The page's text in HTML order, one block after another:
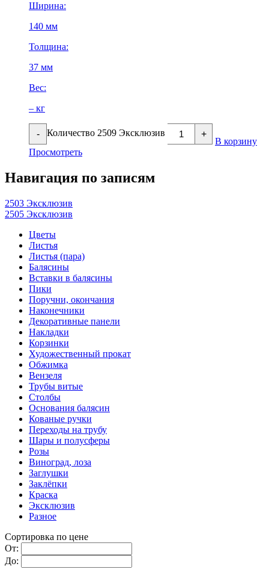
Ширина:
140 мм
Толщина:
37 мм
Вес:
– кг
- Количество 2509 Эксклюзив +
В корзину
Просмотреть
Навигация по записям
2503 Эксклюзив
2505 Эксклюзив
Цветы
Листья
Листья (пара)
Балясины
Вставки в балясины
Пики
Поручни, окончания
Наконечники
Декоративные панели
Накладки
Корзинки
Художественный прокат
Обжимка
Вензеля
Трубы витые
Столбы
Основания балясин
Кованые ручки
Переходы на трубу
Шары и полусферы
Розы
Виноград, лоза
Заглушки
Заклёпки
Краска
Эксклюзив
Разное
Сортировка по цене
От:
До: